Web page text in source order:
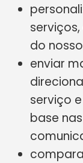
do
enviar
serviço
base